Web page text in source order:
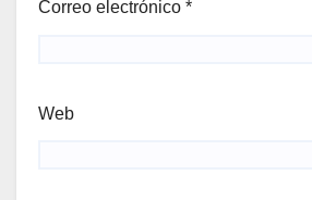
Correo electrónico *
Web